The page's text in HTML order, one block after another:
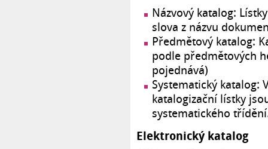
Názvový katalog:
slova z názvu
Předmětový katalog:
podle předmětových
pojednává)
Systematický katalog:
katalogizační lístky
systematického
Elektronický katalog